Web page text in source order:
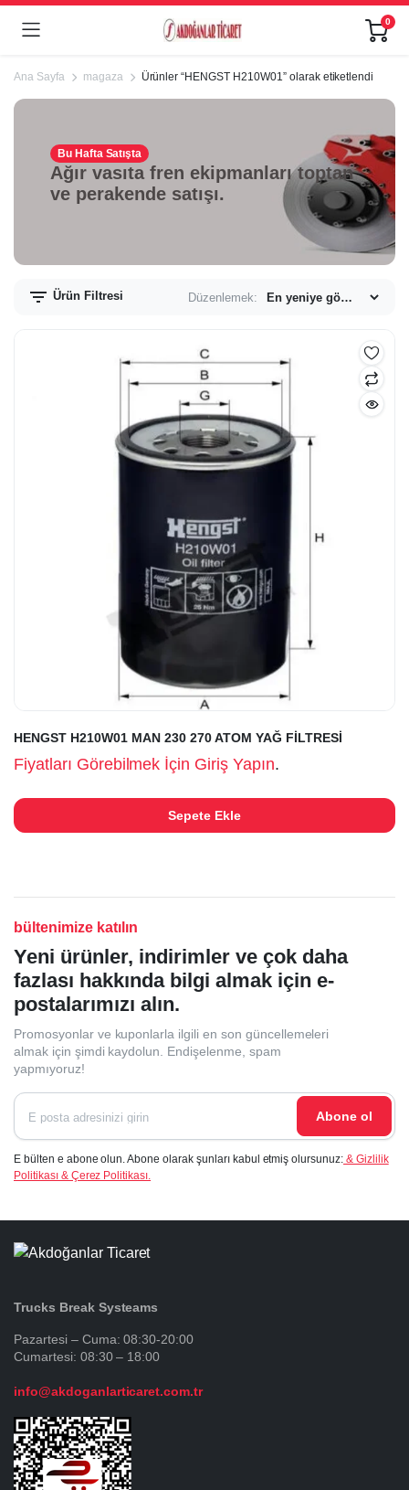
0
Ana Sayfa magaza Ürünler “HENGST H210W01” olarak etiketlendi
Bu Hafta Satışta
Ağır vasıta fren ekipmanları toptan
ve perakende satışı.
Ürün Filtresi Düzenlemek:
HENGST H210W01 MAN 230 270 ATOM YAĞ FİLTRESİ
Fiyatları Görebilmek İçin Giriş Yapın.
Sepete Ekle
bültenimize katılın
Yeni ürünler, indirimler ve çok daha
fazlası hakkında bilgi almak için e-
postalarımızı alın.
Promosyonlar ve kuponlarla ilgili en son güncellemeleri
almak için şimdi kaydolun. Endişelenme, spam
yapmıyoruz!
Abone ol
E bülten e abone olun. Abone olarak şunları kabul etmiş olursunuz: & Gizlilik
Politikası & Çerez Politikası.
Trucks Break Systeams
Pazartesi – Cuma: 08:30-20:00
Cumartesi: 08:30 – 18:00
info@akdoganlarticaret.com.tr